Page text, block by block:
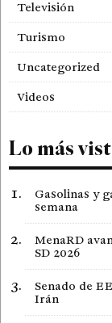
Televisión
Turismo
Uncategorized
Videos
Lo más
Gasolinas y
semana
MenaRD
SD 2026
Senado de
Irán